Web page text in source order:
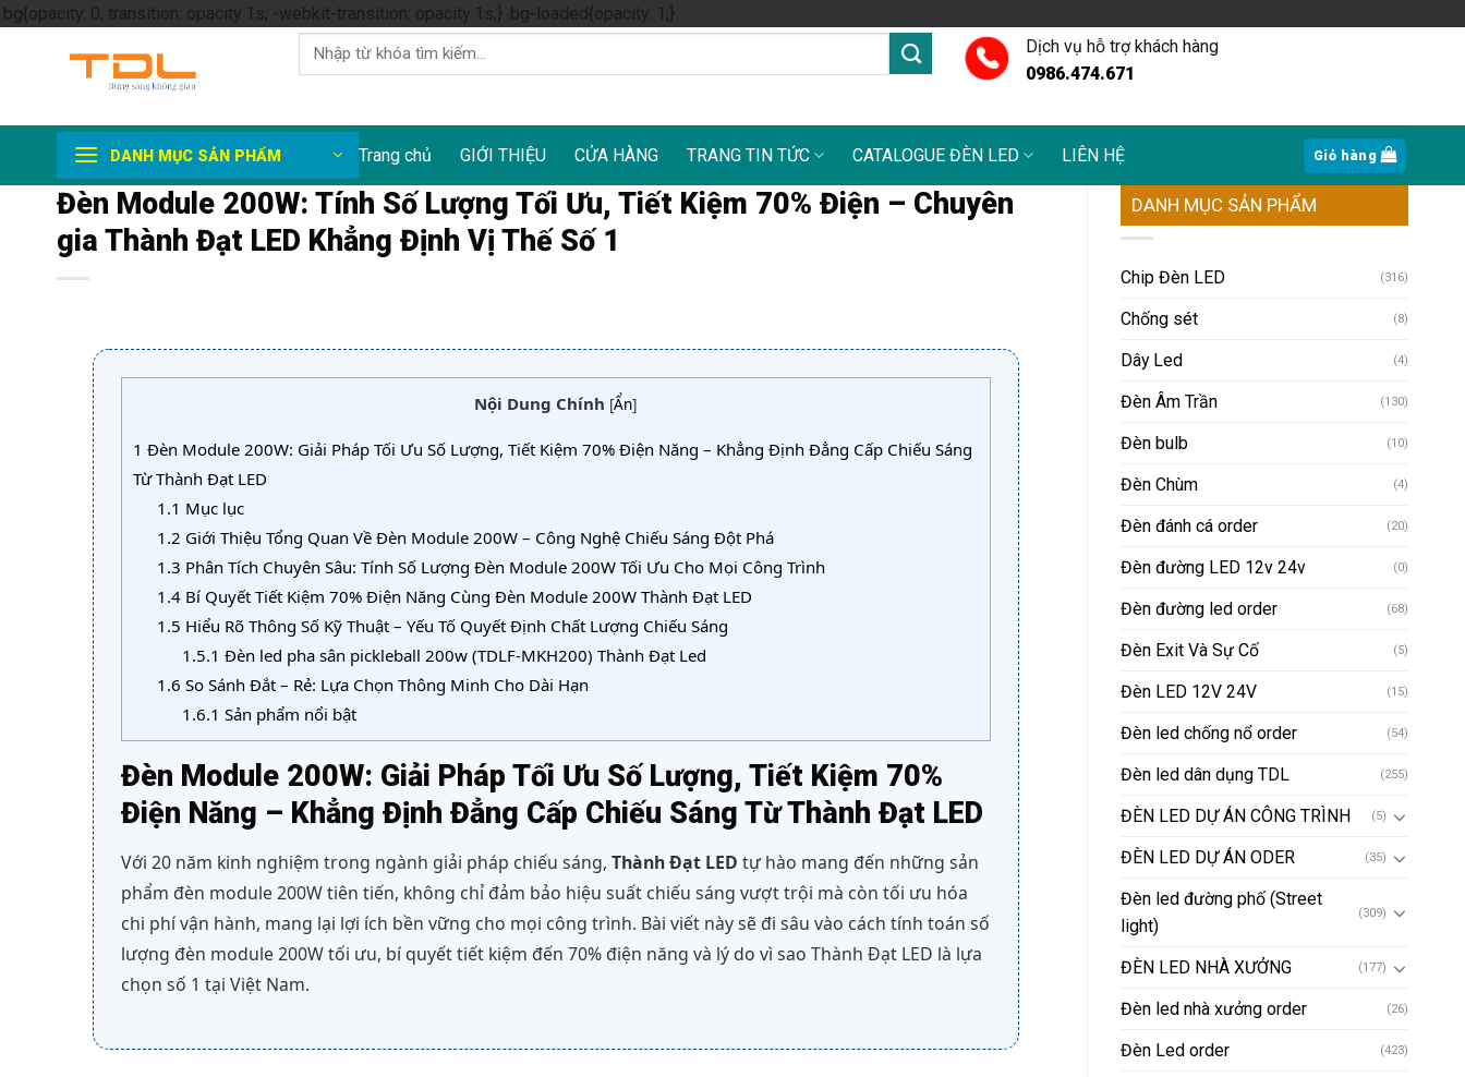
.bg{opacity: 0; transition: opacity 1s; -webkit-transition: opacity 1s;} .bg-loaded{opacity: 1;}Skip
to
Tìm
kiếm:
Dịch vụ hỗ trợ khách hàng
0986.474.671
DANH MỤC SẢN PHẨM Trang chủ GIỚI THIỆU CỬA HÀNG TRANG TIN TỨC CATALOGUE ĐÈN LED LIÊN HỆ Giỏ hàng
Đèn Module 200W: Tính Số Lượng Tối Ưu, Tiết Kiệm 70% Điện – Chuyên
gia Thành Đạt LED Khẳng Định Vị Thế Số 1
Nội Dung Chính [Ẩn]
1 Đèn Module 200W: Giải Pháp Tối Ưu Số Lượng, Tiết Kiệm 70% Điện Năng – Khẳng Định Đẳng Cấp Chiếu Sáng
Từ Thành Đạt LED
1.1 Mục lục
1.2 Giới Thiệu Tổng Quan Về Đèn Module 200W – Công Nghệ Chiếu Sáng Đột Phá
1.3 Phân Tích Chuyên Sâu: Tính Số Lượng Đèn Module 200W Tối Ưu Cho Mọi Công Trình
1.4 Bí Quyết Tiết Kiệm 70% Điện Năng Cùng Đèn Module 200W Thành Đạt LED
1.5 Hiểu Rõ Thông Số Kỹ Thuật – Yếu Tố Quyết Định Chất Lượng Chiếu Sáng
1.5.1 Đèn led pha sân pickleball 200w (TDLF-MKH200) Thành Đạt Led
1.6 So Sánh Đắt – Rẻ: Lựa Chọn Thông Minh Cho Dài Hạn
1.6.1 Sản phẩm nổi bật
Đèn Module 200W: Giải Pháp Tối Ưu Số Lượng, Tiết Kiệm 70%
Điện Năng – Khẳng Định Đẳng Cấp Chiếu Sáng Từ Thành Đạt LED
Với 20 năm kinh nghiệm trong ngành giải pháp chiếu sáng, Thành Đạt LED tự hào mang đến những sản
phẩm đèn module 200W tiên tiến, không chỉ đảm bảo hiệu suất chiếu sáng vượt trội mà còn tối ưu hóa
chi phí vận hành, mang lại lợi ích bền vững cho mọi công trình. Bài viết này sẽ đi sâu vào cách tính toán số
lượng đèn module 200W tối ưu, bí quyết tiết kiệm đến 70% điện năng và lý do vì sao Thành Đạt LED là lựa
chọn số 1 tại Việt Nam.
DANH MỤC SẢN PHẨM
Chip Đèn LED (316)
Chống sét (8)
Dây Led (4)
Đèn Âm Trần (130)
Đèn bulb (10)
Đèn Chùm (4)
Đèn đánh cá order (20)
Đèn đường LED 12v 24v (0)
Đèn đường led order (68)
Đèn Exit Và Sự Cố (5)
Đèn LED 12V 24V (15)
Đèn led chống nổ order (54)
Đèn led dân dụng TDL (255)
ĐÈN LED DỰ ÁN CÔNG TRÌNH (5)
ĐÈN LED DỰ ÁN ODER (35)
Đèn led đường phố (Street
light)
(309)
ĐÈN LED NHÀ XƯỞNG (177)
Đèn led nhà xưởng order (26)
Đèn Led order (423)